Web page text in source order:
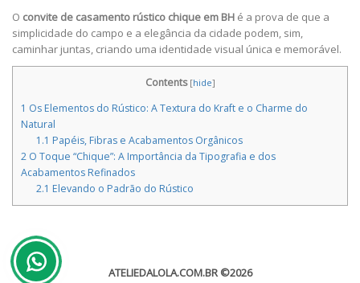
O convite de casamento rústico chique em BH é a prova de que a
simplicidade do campo e a elegância da cidade podem, sim,
caminhar juntas, criando uma identidade visual única e memorável.
Contents [hide]
1 Os Elementos do Rústico: A Textura do Kraft e o Charme do
Natural
1.1 Papéis, Fibras e Acabamentos Orgânicos
2 O Toque “Chique”: A Importância da Tipografia e dos
Acabamentos Refinados
2.1 Elevando o Padrão do Rústico
ATELIEDALOLA.COM.BR©2026